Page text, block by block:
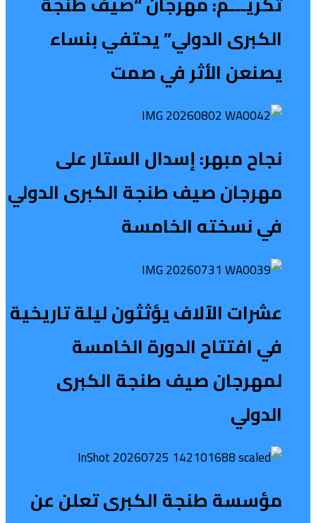
الكبرى الدولي” يحتفي بنساء
يصنعن الأثر في صمت
نجاح مبهر: إسدال الستار على
مهرجان صيف طنجة الكبرى الدولي
في نسخته الخامسة
عشرات الآلاف يؤثثون ليلة تاريخية
في افتتاح الدورة الخامسة
لمهرجان صيف طنجة الكبرى
الدولي
مؤسسة طنجة الكبرى تعلن عن